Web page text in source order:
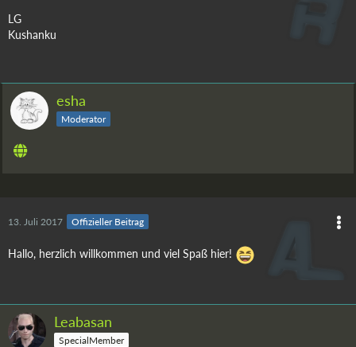
LG
Kushanku
esha
Moderator
13. Juli 2017 Offizieller Beitrag
Hallo, herzlich willkommen und viel Spaß hier!
Leabasan
SpecialMember